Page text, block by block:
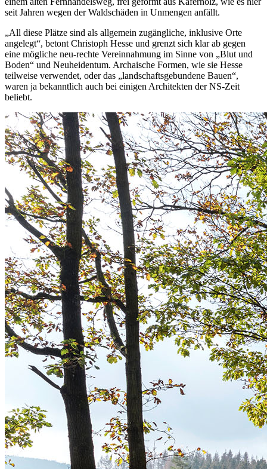
seit Jahren wegen der Waldschäden in Unmengen anfällt.
„All diese Plätze sind als allgemein zugängliche, inklusive Orte
angelegt“, betont Christoph Hesse und grenzt sich klar ab gegen
eine mögliche neu-rechte Vereinnahmung im Sinne von „Blut und
Boden“ und Neuheidentum. Archaische Formen, wie sie Hesse
teilweise verwendet, oder das „landschaftsgebundene Bauen“,
waren ja bekanntlich auch bei einigen Architekten der NS-Zeit
beliebt.